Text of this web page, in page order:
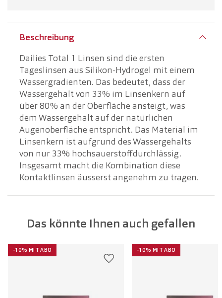
Beschreibung
Dailies Total 1 Linsen sind die ersten
Tageslinsen aus Silikon-Hydrogel mit einem
Wassergradienten. Das bedeutet, dass der
Wassergehalt von 33% im Linsenkern auf
über 80% an der Oberfläche ansteigt, was
dem Wassergehalt auf der natürlichen
Augenoberfläche entspricht. Das Material im
Linsenkern ist aufgrund des Wassergehalts
von nur 33% hochsauerstoffdurchlässig.
Insgesamt macht die Kombination diese
Kontaktlinsen äusserst angenehm zu tragen.
Das könnte Ihnen auch gefallen
-10% MIT ABO -10% MIT ABO